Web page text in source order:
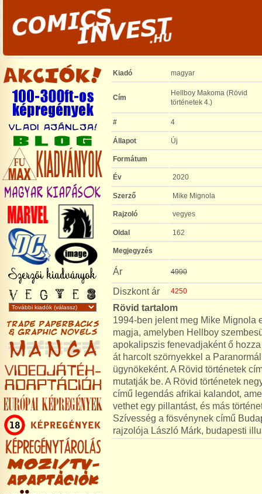
Kiadó magyar
Cím
Hellboy Makoma (Rövid
történetek 4.)
# 4
Állapot Új
Formátum
Év 2020
Szerző Mike Mignola
Rajzoló vegyes
Oldal 162
Megjegyzés
Ár 4990
Diszkont ár 4250
Rövid tartalom
1994-ben jelent meg Mike Mignola
magja, amelyben Hellboy
apokalipszis fenevadjaként ő
át harcolt szörnyekkel a
ügynökeként. A Rövid történetek
mutatják be. A Rövid történetek
című legendás afrikai kalandot,
vethet egy pillantást, és más
Szívesség a fösvénynek című
rajzolója László Márk, budapesti